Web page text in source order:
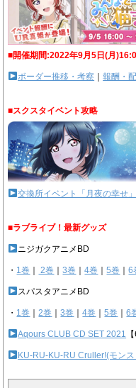
■開催期間:2022年9月5日(月
ボーダー推移・考察 ｜報酬・
■スクスタイベント攻略
交換所イベント「月夜の幸せ
■ラブライブ！最新グッズ
ニジガクアニメBD
・ 1巻 2巻 ｜3巻 ｜4巻 ｜5巻 ｜6
スパスタアニメBD
・ 1巻 ｜2巻 ｜3巻 ｜4巻 ｜5巻 ｜6
Aqours CLUB CD SET 2021
KU-RU-KU-RU Cruller!(モン